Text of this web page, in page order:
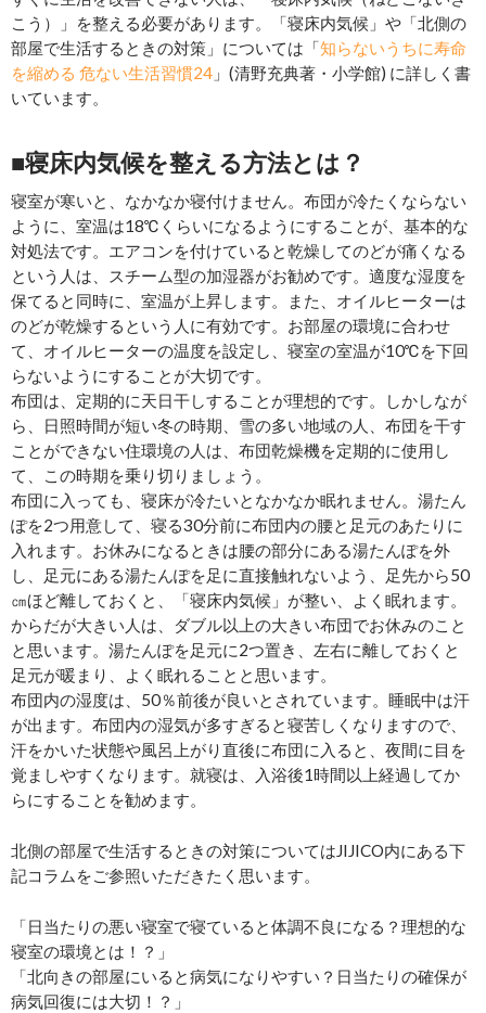
こう）」を整える必要があります。「寝床内気候」や「北側の
部屋で生活するときの対策」については「知らないうちに寿命
を縮める 危ない生活習慣24 」(清野充典著・小学館) に詳しく書
いています。
■寝床内気候を整える方法とは？
寝室が寒いと、なかなか寝付けません。布団が冷たくならない
ように、室温は18℃くらいになるようにすることが、基本的な
対処法です。エアコンを付けていると乾燥してのどが痛くなる
という人は、スチーム型の加湿器がお勧めです。適度な湿度を
保てると同時に、室温が上昇します。また、オイルヒーターは
のどが乾燥するという人に有効です。お部屋の環境に合わせ
て、オイルヒーターの温度を設定し、寝室の室温が10℃を下回
らないようにすることが大切です。
布団は、定期的に天日干しすることが理想的です。しかしなが
ら、日照時間が短い冬の時期、雪の多い地域の人、布団を干す
ことができない住環境の人は、布団乾燥機を定期的に使用し
て、この時期を乗り切りましょう。
布団に入っても、寝床が冷たいとなかなか眠れません。湯たん
ぽを2つ用意して、寝る30分前に布団内の腰と足元のあたりに
入れます。お休みになるときは腰の部分にある湯たんぽを外
し、足元にある湯たんぽを足に直接触れないよう、足先から50
㎝ほど離しておくと、「寝床内気候」が整い、よく眠れます。
からだが大きい人は、ダブル以上の大きい布団でお休みのこと
と思います。湯たんぽを足元に2つ置き、左右に離しておくと
足元が暖まり、よく眠れることと思います。
布団内の湿度は、50％前後が良いとされています。睡眠中は汗
が出ます。布団内の湿気が多すぎると寝苦しくなりますので、
汗をかいた状態や風呂上がり直後に布団に入ると、夜間に目を
覚ましやすくなります。就寝は、入浴後1時間以上経過してか
らにすることを勧めます。
北側の部屋で生活するときの対策についてはJIJICO内にある下
記コラムをご参照いただきたく思います。
「日当たりの悪い寝室で寝ていると体調不良になる？理想的な
寝室の環境とは！？」
「北向きの部屋にいると病気になりやすい？日当たりの確保が
病気回復には大切！？」